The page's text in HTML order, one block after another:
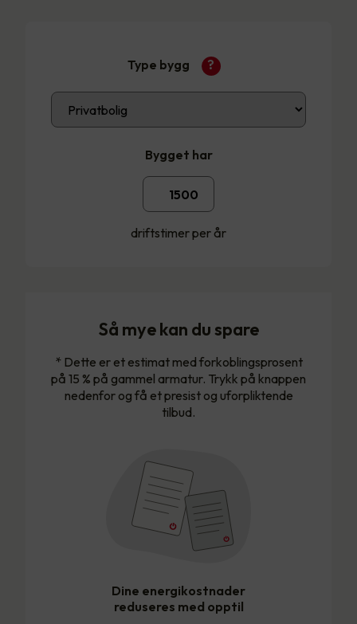
Type bygg ?
Bygget har
driftstimer per år
Så mye kan du spare
* Dette er et estimat med forkoblingsprosent
på 15 % på gammel armatur. Trykk på knappen
nedenfor og få et presist og uforpliktende
tilbud.
Dine energikostnader
reduseres med opptil